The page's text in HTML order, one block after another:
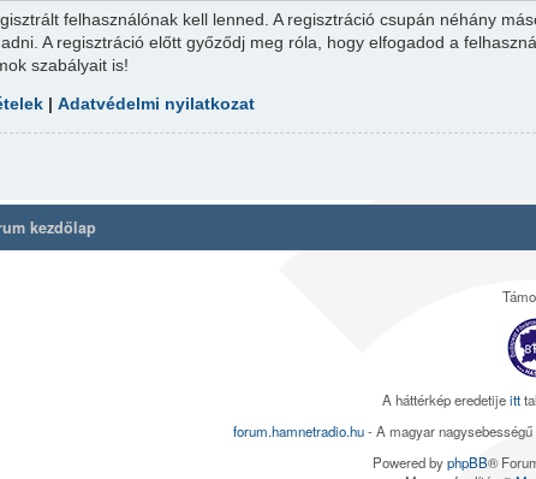
felhasználónak kell lenned. A regisztráció csupán néhány
A regisztráció előtt győződj meg róla, hogy elfogadod a
szabályait is!
|Adatvédelmi nyilatkozat
kezdőlap
A háttérkép eredetijeitt
forum.hamnetradio.hu- A magyar
Powered byphpBB®